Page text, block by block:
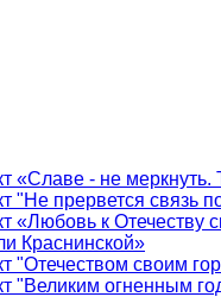
«Славе - не меркнуть.
"Не прервется связь
«Любовь к Отечеству
Краснинской»
"Отечеством своим
"Великим огненным